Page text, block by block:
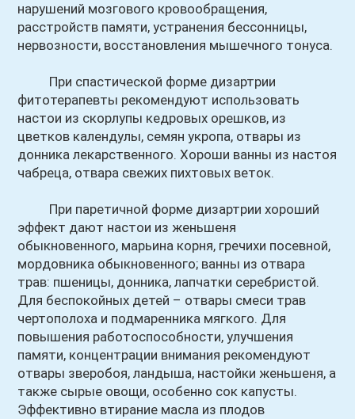
нарушений мозгового кровообращения,
расстройств памяти, устранения бессонницы,
нервозности, восстановления мышечного тонуса.
При спастической форме дизартрии
фитотерапевты рекомендуют использовать
настои из скорлупы кедровых орешков, из
цветков календулы, семян укропа, отвары из
донника лекарственного. Хороши ванны из настоя
чабреца, отвара свежих пихтовых веток.
При паретичной форме дизартрии хороший
эффект дают настои из женьшеня
обыкновенного, марьина корня, гречихи посевной,
мордовника обыкновенного; ванны из отвара
трав: пшеницы, донника, лапчатки серебристой.
Для беспокойных детей – отвары смеси трав
чертополоха и подмаренника мягкого. Для
повышения работоспособности, улучшения
памяти, концентрации внимания рекомендуют
отвары зверобоя, ландыша, настойки женьшеня, а
также сырые овощи, особенно сок капусты.
Эффективно втирание масла из плодов